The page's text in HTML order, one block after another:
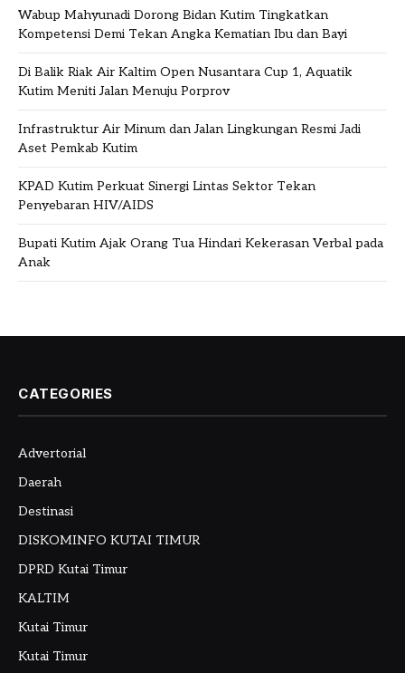
Wabup Mahyunadi Dorong Bidan Kutim Tingkatkan
Kompetensi Demi Tekan Angka Kematian Ibu dan Bayi
Di Balik Riak Air Kaltim Open Nusantara Cup 1, Aquatik
Kutim Meniti Jalan Menuju Porprov
Infrastruktur Air Minum dan Jalan Lingkungan Resmi Jadi
Aset Pemkab Kutim
KPAD Kutim Perkuat Sinergi Lintas Sektor Tekan
Penyebaran HIV/AIDS
Bupati Kutim Ajak Orang Tua Hindari Kekerasan Verbal pada
Anak
CATEGORIES
Advertorial
Daerah
Destinasi
DISKOMINFO KUTAI TIMUR
DPRD Kutai Timur
KALTIM
Kutai Timur
Kutai Timur